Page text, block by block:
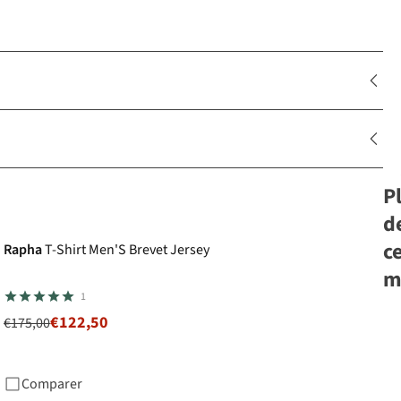
RaphaT-Shirt Men'S Brevet Jersey
1
€175,00€122,50
Comparer